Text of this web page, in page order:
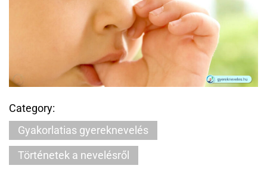
Category:
Gyakorlatias gyereknevelés
Történetek a nevelésről